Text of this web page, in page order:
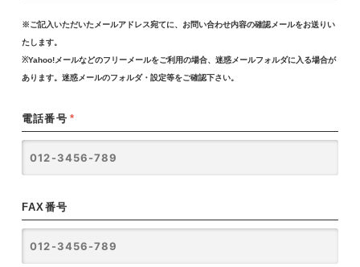
※ご記入いただいたメールアドレス宛てに、お問い合わせ内容の確認メールをお送りい
たします。
※Yahoo!メールなどのフリーメールをご利用の場合、迷惑メールフォルダに入る場合が
あります。迷惑メールのフォルダ・設定等をご確認下さい。
電話番号 *
FAX番号